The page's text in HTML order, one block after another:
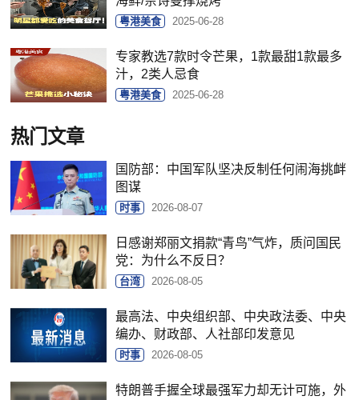
粤港美食 2025-06-28
专家教选7款时令芒果，1款最甜1款最多
汁，2类人忌食
粤港美食 2025-06-28
热门文章
国防部：中国军队坚决反制任何闹海挑衅
图谋
时事 2026-08-07
日感谢郑丽文捐款“青鸟”气炸，质问国民
党：为什么不反日？
台湾 2026-08-05
最高法、中央组织部、中央政法委、中央
编办、财政部、人社部印发意见
时事 2026-08-05
特朗普手握全球最强军力却无计可施，外